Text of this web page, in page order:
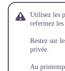
Utilisez les
refermez
Restez sur
privée.
Au